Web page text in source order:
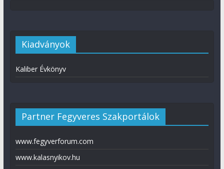
Kiadványok
Kaliber Évkönyv
Partner Fegyveres Szakportálok
www.fegyverforum.com
www.kalasnyikov.hu